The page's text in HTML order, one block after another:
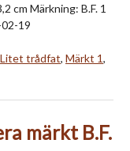
cm Märkning: B.F. 1
19
Litet trådfat, Märkt 1,
märkt B.F.